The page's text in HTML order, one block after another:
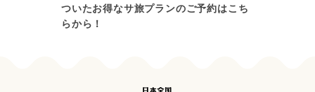
ついたお得なサ旅プランのご予約はこち
らから！